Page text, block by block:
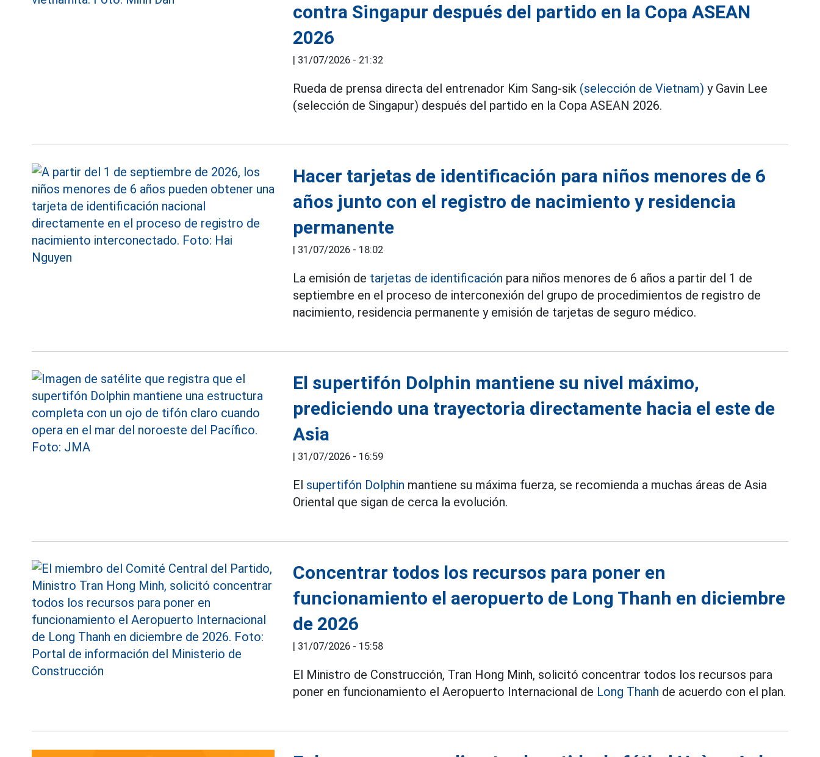
contra Singapur después del partido en la Copa ASEAN
2026
| 31/07/2026 - 21:32
Rueda de prensa directa del entrenador Kim Sang-sik (selección de Vietnam) y Gavin Lee
(selección de Singapur) después del partido en la Copa ASEAN 2026.
Hacer tarjetas de identificación para niños menores de 6
años junto con el registro de nacimiento y residencia
permanente
| 31/07/2026 - 18:02
La emisión de tarjetas de identificación para niños menores de 6 años a partir del 1 de
septiembre en el proceso de interconexión del grupo de procedimientos de registro de
nacimiento, residencia permanente y emisión de tarjetas de seguro médico.
El supertifón Dolphin mantiene su nivel máximo,
prediciendo una trayectoria directamente hacia el este de
Asia
| 31/07/2026 - 16:59
El supertifón Dolphin mantiene su máxima fuerza, se recomienda a muchas áreas de Asia
Oriental que sigan de cerca la evolución.
Concentrar todos los recursos para poner en
funcionamiento el aeropuerto de Long Thanh en diciembre
de 2026
| 31/07/2026 - 15:58
El Ministro de Construcción, Tran Hong Minh, solicitó concentrar todos los recursos para
poner en funcionamiento el Aeropuerto Internacional de Long Thanh de acuerdo con el plan.